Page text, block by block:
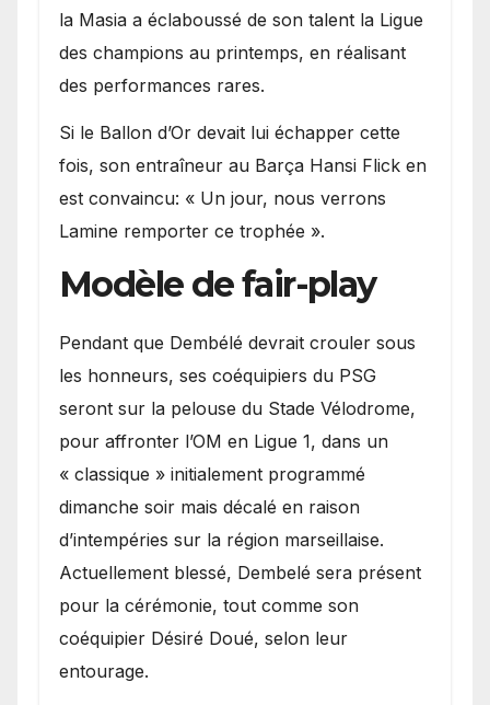
la Masia a éclaboussé de son talent la Ligue
des champions au printemps, en réalisant
des performances rares.
Si le Ballon d’Or devait lui échapper cette
fois, son entraîneur au Barça Hansi Flick en
est convaincu: « Un jour, nous verrons
Lamine remporter ce trophée ».
Modèle de fair-play
Pendant que Dembélé devrait crouler sous
les honneurs, ses coéquipiers du PSG
seront sur la pelouse du Stade Vélodrome,
pour affronter l’OM en Ligue 1, dans un
« classique » initialement programmé
dimanche soir mais décalé en raison
d’intempéries sur la région marseillaise.
Actuellement blessé, Dembelé sera présent
pour la cérémonie, tout comme son
coéquipier Désiré Doué, selon leur
entourage.